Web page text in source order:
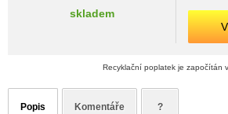
skladem
Recyklační poplatek je započítán
Popis Komentáře ?